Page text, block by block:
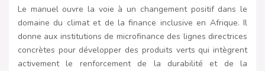
Le manuel ouvre la voie à un changement positif dans le
domaine du climat et de la finance inclusive en Afrique. Il
donne aux institutions de microfinance des lignes directrices
concrètes pour développer des produits verts qui intègrent
activement le renforcement de la durabilité et de la